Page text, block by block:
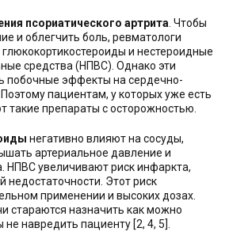
псориатического артрита . Чтобы
и облегчить боль, ревматологи
и нестероидные
средства (НПВС). Однако эти
побочные эффекты на сердечно-
пациентам, у которых уже есть
такие препараты с осторожностью.
негативно влияют на сосуды,
артериальное давление и
НПВС увеличивают риск инфаркта,
недостаточности. Этот риск
применении и высоких дозах.
стараются назначить как можно
навредить пациенту [2, 4, 5].